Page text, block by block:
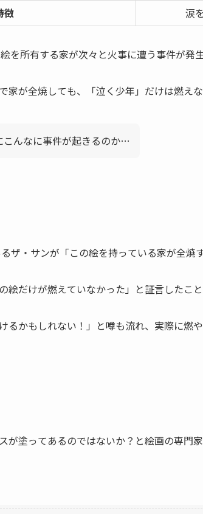
徴
涙
を所有する家が次々と火事に遭う事件が発
家が全焼しても、「泣く少年」だけは燃えな
こんなに事件が起きるのか…
ザ・サンが「この絵を持っている家が全焼
絵だけが燃えていなかった」と証言したこ
るかもしれない！」と噂も流れ、実際に燃
が塗ってあるのではないか？と絵画の専門家